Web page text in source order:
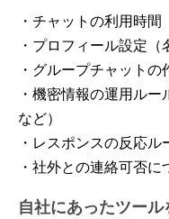
・チャットの利用時間
・プロフィール設定（
・グループチャットの
・機密情報の運用ルー
など）
・レスポンスの反応ル
・社外との連絡可否に
自社にあったツー